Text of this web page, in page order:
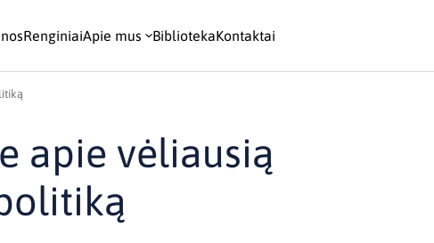
RenginiaiApie mus BibliotekaKontaktai
apie vėliausią